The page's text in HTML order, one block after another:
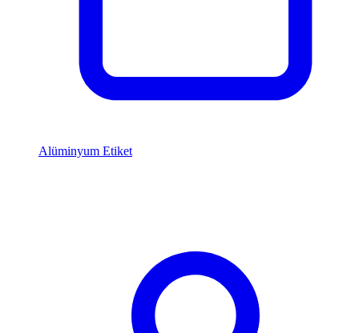
Alüminyum Etiket